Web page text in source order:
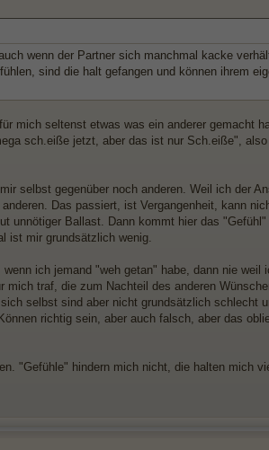
wenn der Partner sich manchmal kacke
sind die halt gefangen und können ihrem
mich seltenst etwas was ein anderer gemacht
sch.eiße jetzt, aber das ist nur Sch.eiße",
selbst gegenüber noch anderen. Weil ich der
Das passiert, ist Vergangenheit, kann
unnötiger Ballast. Dann kommt hier das
ist mir grundsätzlich wenig.
ich jemand "weh getan" habe, dann nie weil
mich traf, die zum Nachteil des anderen
selbst sind aber nicht grundsätzlich schlecht
richtig sein, aber auch falsch, aber das
"Gefühle" hindern mich nicht, die halten mich